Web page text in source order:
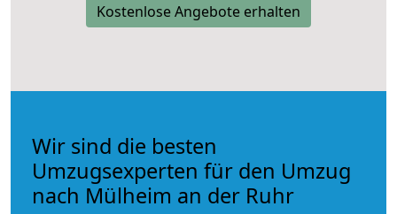
Kostenlose Angebote erhalten
Wir sind die besten
Umzugsexperten für den Umzug
nach Mülheim an der Ruhr